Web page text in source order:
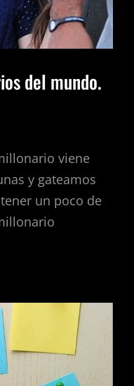
del mundo.
viene
y gateamos
un poco de